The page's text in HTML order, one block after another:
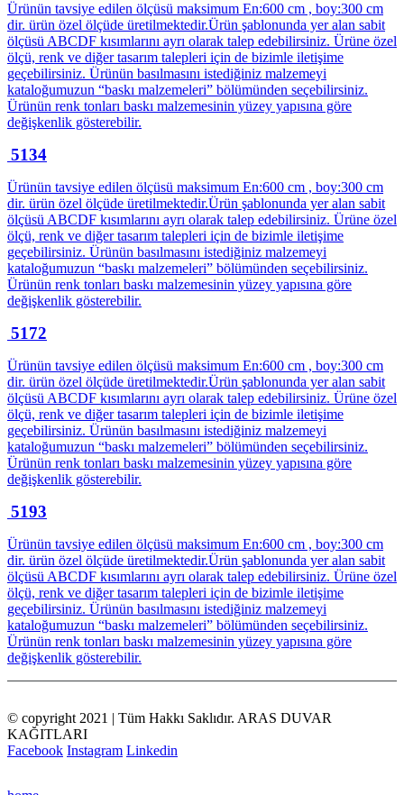
Ürünün tavsiye edilen ölçüsü maksimum En:600 cm , boy:300 cm
dir. ürün özel ölçüde üretilmektedir.Ürün şablonunda yer alan sabit
ölçüsü ABCDF kısımlarını ayrı olarak talep edebilirsiniz. Ürüne özel
ölçü, renk ve diğer tasarım talepleri için de bizimle iletişime
geçebilirsiniz. Ürünün basılmasını istediğiniz malzemeyi
kataloğumuzun “baskı malzemeleri” bölümünden seçebilirsiniz.
Ürünün renk tonları baskı malzemesinin yüzey yapısına göre
değişkenlik gösterebilir.
5134
Ürünün tavsiye edilen ölçüsü maksimum En:600 cm , boy:300 cm
dir. ürün özel ölçüde üretilmektedir.Ürün şablonunda yer alan sabit
ölçüsü ABCDF kısımlarını ayrı olarak talep edebilirsiniz. Ürüne özel
ölçü, renk ve diğer tasarım talepleri için de bizimle iletişime
geçebilirsiniz. Ürünün basılmasını istediğiniz malzemeyi
kataloğumuzun “baskı malzemeleri” bölümünden seçebilirsiniz.
Ürünün renk tonları baskı malzemesinin yüzey yapısına göre
değişkenlik gösterebilir.
5172
Ürünün tavsiye edilen ölçüsü maksimum En:600 cm , boy:300 cm
dir. ürün özel ölçüde üretilmektedir.Ürün şablonunda yer alan sabit
ölçüsü ABCDF kısımlarını ayrı olarak talep edebilirsiniz. Ürüne özel
ölçü, renk ve diğer tasarım talepleri için de bizimle iletişime
geçebilirsiniz. Ürünün basılmasını istediğiniz malzemeyi
kataloğumuzun “baskı malzemeleri” bölümünden seçebilirsiniz.
Ürünün renk tonları baskı malzemesinin yüzey yapısına göre
değişkenlik gösterebilir.
5193
Ürünün tavsiye edilen ölçüsü maksimum En:600 cm , boy:300 cm
dir. ürün özel ölçüde üretilmektedir.Ürün şablonunda yer alan sabit
ölçüsü ABCDF kısımlarını ayrı olarak talep edebilirsiniz. Ürüne özel
ölçü, renk ve diğer tasarım talepleri için de bizimle iletişime
geçebilirsiniz. Ürünün basılmasını istediğiniz malzemeyi
kataloğumuzun “baskı malzemeleri” bölümünden seçebilirsiniz.
Ürünün renk tonları baskı malzemesinin yüzey yapısına göre
değişkenlik gösterebilir.
© copyright 2021 | Tüm Hakkı Saklıdır. ARAS DUVAR
KAĞITLARI
Facebook Instagram Linkedin